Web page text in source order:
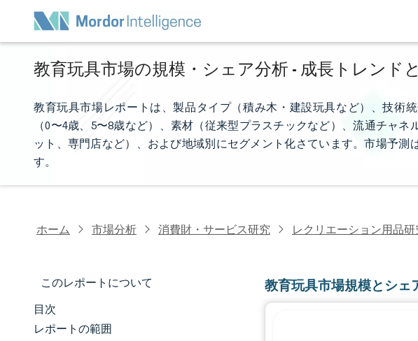
教育玩具市場の規模・シェア分析 - 成長トレンド
教育玩具市場レポートは、製品タイプ（積み木・建設玩具など）、技術
（0〜4歳、5〜8歳など）、素材（従来型プラスチックなど）、流通チャ
ット、専門店など）、および地域別にセグメント化さています。市場予測
す。
ホーム 市場分析 消費財・サービス研究 レクリエーション用品研
このレポートについて
市場規模とシェア
目次
レポートの範囲
教育玩具市場規模とシェ